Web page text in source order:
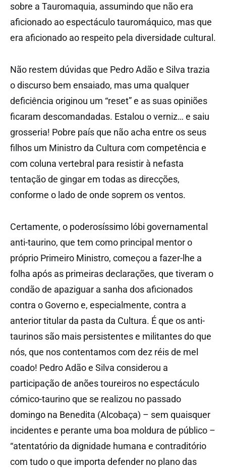
sobre a Tauromaquia, assumindo que não era
aficionado ao espectáculo tauromáquico, mas que
era aficionado ao respeito pela diversidade cultural.
Não restem dúvidas que Pedro Adão e Silva trazia
o discurso bem ensaiado, mas uma qualquer
deficiência originou um “reset” e as suas opiniões
ficaram descomandadas. Estalou o verniz… e saiu
grosseria! Pobre país que não acha entre os seus
filhos um Ministro da Cultura com competência e
com coluna vertebral para resistir à nefasta
tentação de gingar em todas as direcções,
conforme o lado de onde soprem os ventos.
Certamente, o poderosíssimo lóbi governamental
anti-taurino, que tem como principal mentor o
próprio Primeiro Ministro, começou a fazer-lhe a
folha após as primeiras declarações, que tiveram o
condão de apaziguar a sanha dos aficionados
contra o Governo e, especialmente, contra a
anterior titular da pasta da Cultura. É que os anti-
taurinos são mais persistentes e militantes do que
nós, que nos contentamos com dez réis de mel
coado! Pedro Adão e Silva considerou a
participação de anões toureiros no espectáculo
cómico-taurino que se realizou no passado
domingo na Benedita (Alcobaça) – sem quaisquer
incidentes e perante uma boa moldura de público –
“atentatório da dignidade humana e contraditório
com tudo o que importa defender no plano das